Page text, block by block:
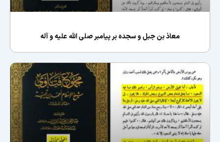
معاذ بن جبل و سجده بر پیامبر صلی الله علیه و آله